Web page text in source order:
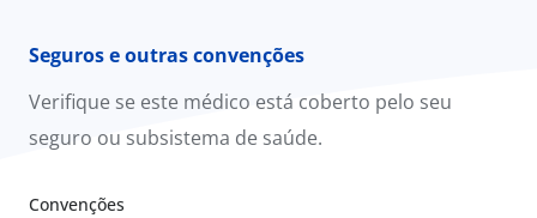
Seguros e outras convenções
Verifique se este médico está coberto pelo seu
seguro ou subsistema de saúde.
Convenções